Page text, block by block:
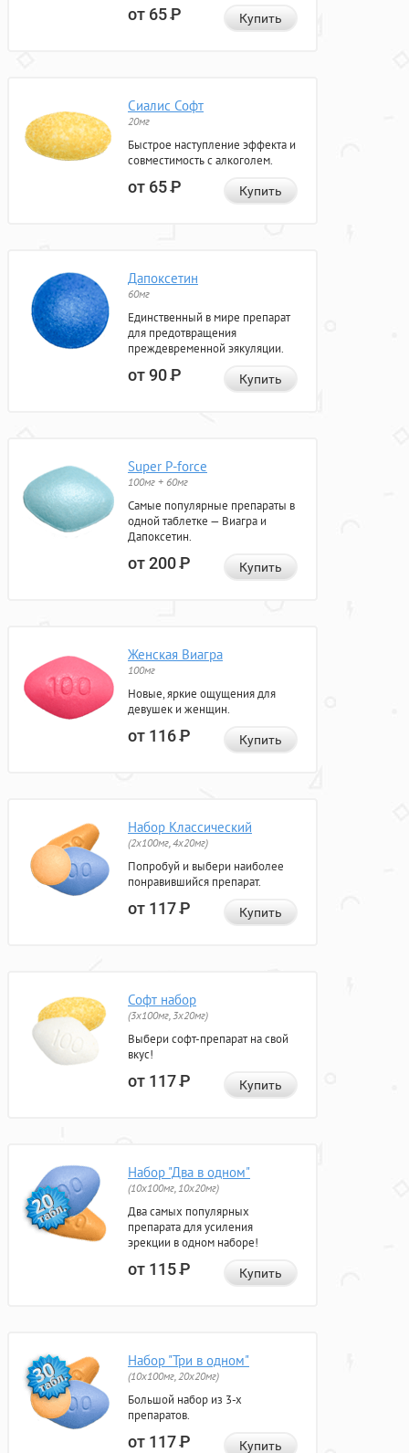
от 65Р Купить
Сиалис Софт
20мг
Быстрое наступление эффекта и
совместимость с алкоголем.
от 65Р Купить
Дапоксетин
60мг
Единственный в мире препарат
для предотвращения
преждевременной эякуляции.
от 90Р Купить
Super P-force
100мг + 60мг
Самые популярные препараты в
одной таблетке — Виагра и
Дапоксетин.
от 200Р Купить
Женская Виагра
100мг
Новые, яркие ощущения для
девушек и женщин.
от 116Р Купить
Набор Классический
(2x100мг, 4x20мг)
Попробуй и выбери наиболее
понравившийся препарат.
от 117Р Купить
Софт набор
(3x100мг, 3x20мг)
Выбери софт-препарат на свой
вкус!
от 117Р Купить
Набор "Два в одном"
(10x100мг, 10x20мг)
Два самых популярных
препарата для усиления
эрекции в одном наборе!
от 115Р Купить
Набор "Три в одном"
(10x100мг, 20x20мг)
Большой набор из 3-х
препаратов.
от 117Р Купить